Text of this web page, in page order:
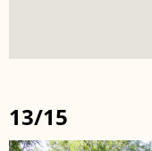
13/15